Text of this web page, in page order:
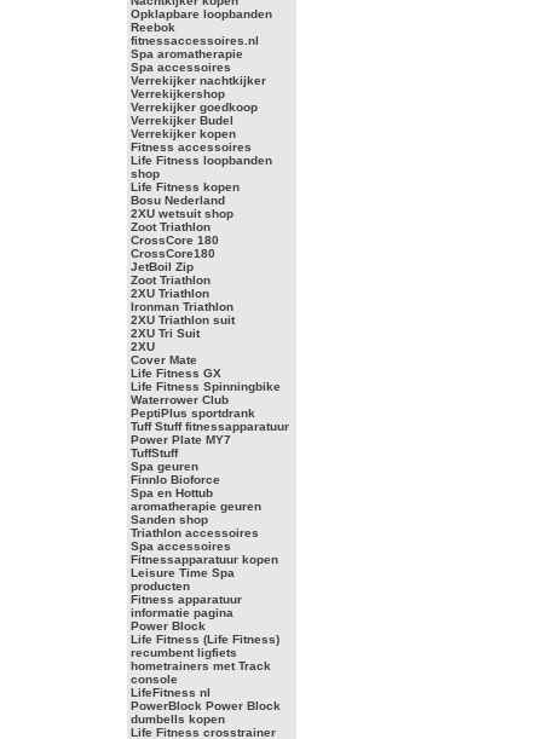
Opklapbare loopbanden
Reebok
fitnessaccessoires.nl
Spa aromatherapie
Spa accessoires
Verrekijker nachtkijker
Verrekijkershop
Verrekijker goedkoop
Verrekijker Budel
Verrekijker kopen
Fitness accessoires
Life Fitness loopbanden
shop
Life Fitness kopen
Bosu Nederland
2XU wetsuit shop
Zoot Triathlon
CrossCore 180
CrossCore180
JetBoil Zip
Zoot Triathlon
2XU Triathlon
Ironman Triathlon
2XU Triathlon suit
2XU Tri Suit
2XU
Cover Mate
Life Fitness GX
Life Fitness Spinningbike
Waterrower Club
PeptiPlus sportdrank
Tuff Stuff fitnessapparatuur
Power Plate MY7
TuffStuff
Spa geuren
Finnlo Bioforce
Spa en Hottub
aromatherapie geuren
Sanden shop
Triathlon accessoires
Spa accessoires
Fitnessapparatuur kopen
Leisure Time Spa
producten
Fitness apparatuur
informatie pagina
Power Block
Life Fitness (Life Fitness)
recumbent ligfiets
hometrainers met Track
console
LifeFitness nl
PowerBlock Power Block
dumbells kopen
Life Fitness crosstrainer